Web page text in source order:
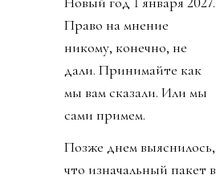
Право на мнение
никому, конечно, не
дали. Принимайте как
мы вам сказали. Или мы
сами примем.
Позже днем выяснилось,
что изначальный пакет в